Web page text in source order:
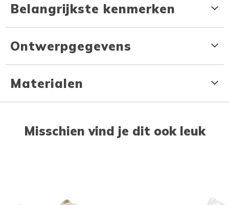
Belangrijkste kenmerken
Ontwerpgegevens
Materialen
Misschien vind je dit ook leuk